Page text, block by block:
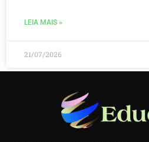
LEIA MAIS »
21/07/2026